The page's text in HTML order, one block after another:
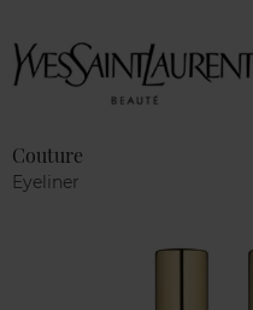
Couture
Eyeliner